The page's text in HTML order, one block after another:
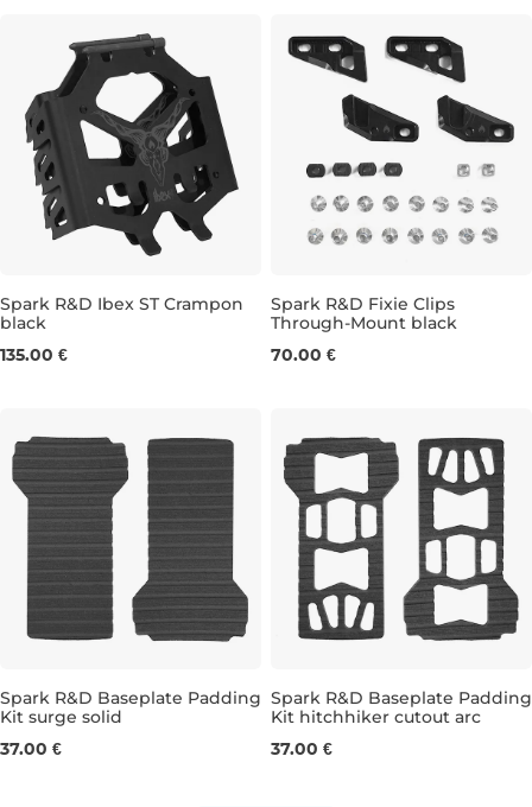
NARROW
Spark R&D Ibex ST Crampon
black
135.00 €
Spark R&D Fixie Clips
Through-Mount black
70.00 €
S/M
Spark R&D Baseplate Padding
Kit surge solid
37.00 € XS/S
Spark R&D Baseplate Padding
Kit hitchhiker cutout arc
37.00 €